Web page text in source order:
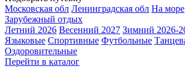
Московская обл Ленинградская обл На море
Зарубежный отдых
Летний 2026 Весенний 2027 Зимний 2026-
Языковые Спортивные Футбольные
Оздоровительные
Перейти в каталог